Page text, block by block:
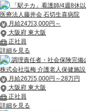
「駅チカ」看護師/4週8休
医療法人藤井会 石切生喜病院
月給24万3,000円～
大阪府 東大阪
正社員
詳細を見る
調理責任者・社会保険完備
株式会社塩梅 介護老人保健施
月給26万5,000円～28万円
大阪府 東大阪
正社員
詳細を見る